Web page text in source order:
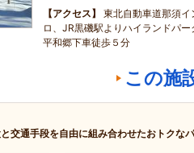
アクセス
東北自動車道那須
ロ、JR黒磯駅よりハイランドパ
平和郷下車徒歩５分
この施
交通手段を自由に組み合わせたおトクな